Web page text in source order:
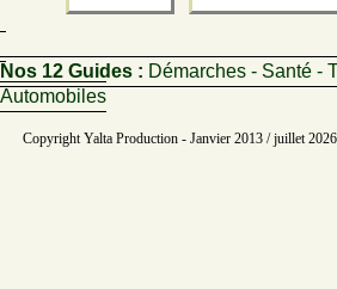
Nos 12 Guides : Démarches - Santé -
Automobiles
Copyright Yalta Production - Janvier 2013 / juillet